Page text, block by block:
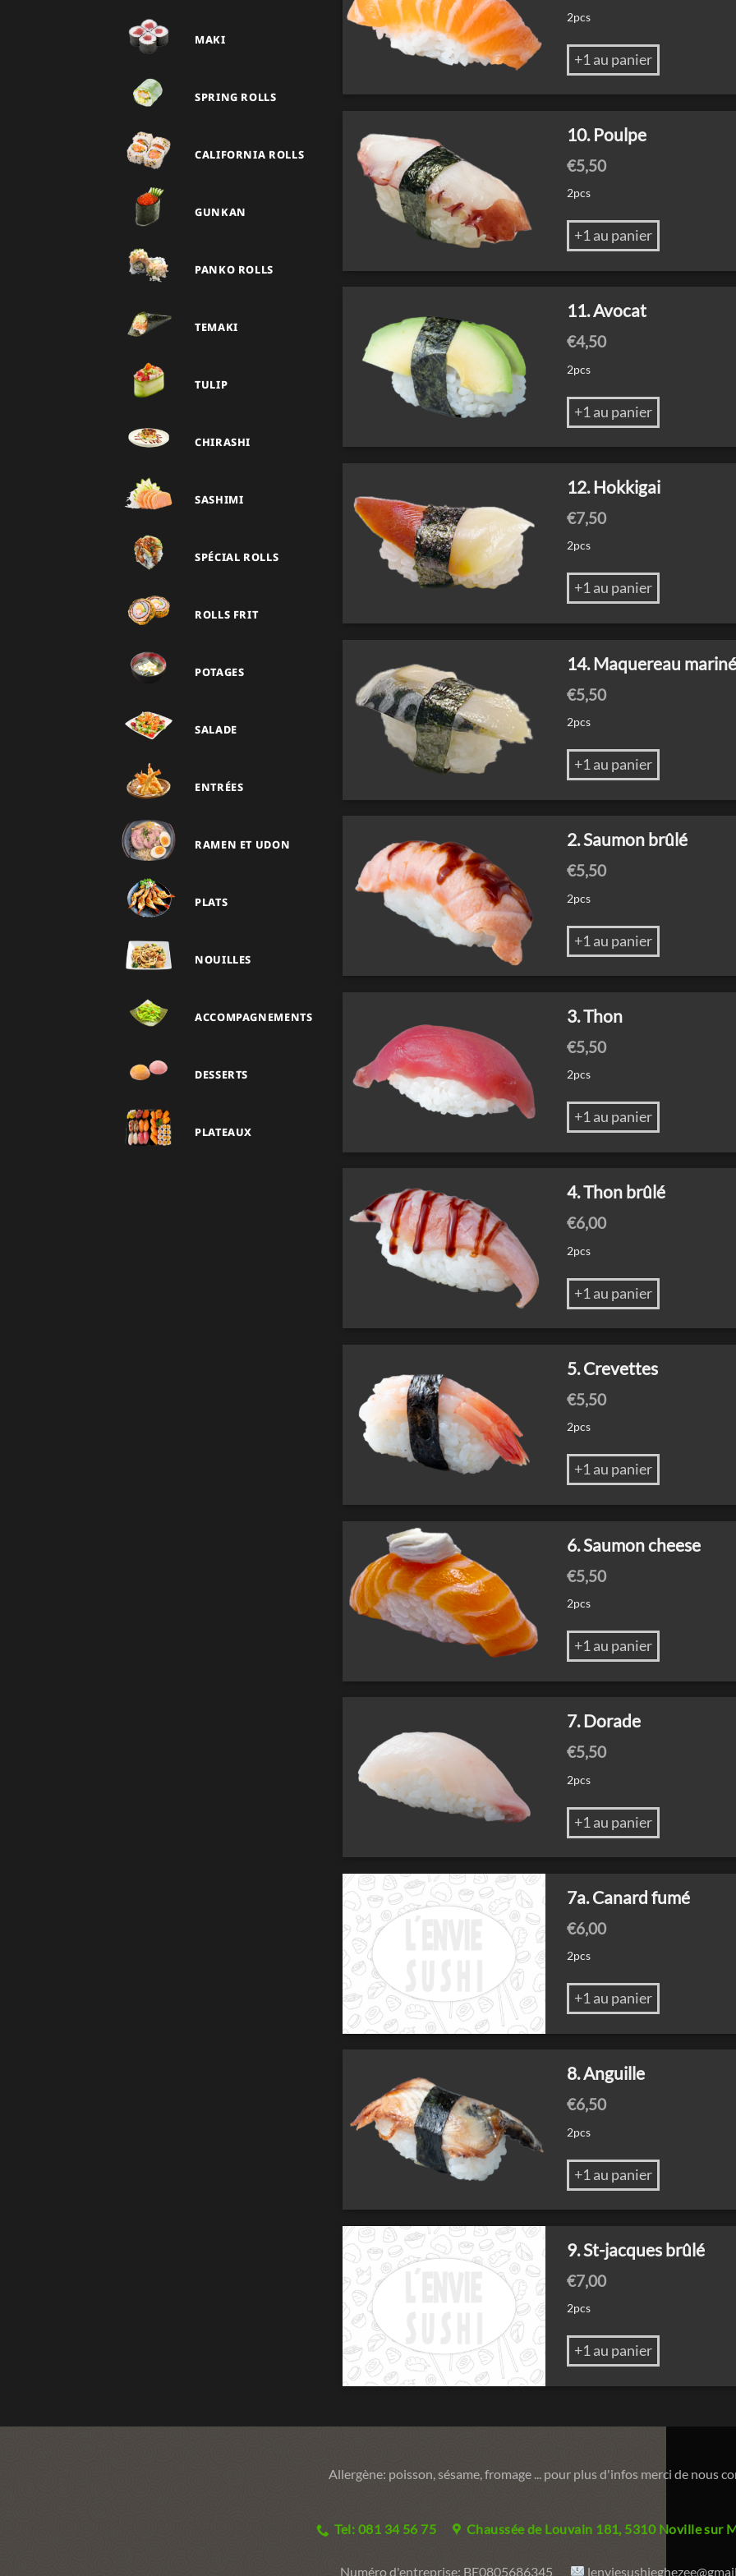
MAKI
SPRING ROLLS
CALIFORNIA ROLLS
GUNKAN
PANKO ROLLS
TEMAKI
TULIP
CHIRASHI
SASHIMI
SPÉCIAL ROLLS
ROLLS FRIT
POTAGES
SALADE
ENTRÉES
RAMEN ET UDON
PLATS
NOUILLES
ACCOMPAGNEMENTS
DESSERTS
PLATEAUX
2pcs
+1 au panier
10. Poulpe
€5,50
2pcs
+1 au panier
11. Avocat
€4,50
2pcs
+1 au panier
12. Hokkigai
€7,50
2pcs
+1 au panier
14. Maquereau
€5,50
2pcs
+1 au panier
2. Saumon brûlé
€5,50
2pcs
+1 au panier
3. Thon
€5,50
2pcs
+1 au panier
4. Thon brûlé
€6,00
2pcs
+1 au panier
5. Crevettes
€5,50
2pcs
+1 au panier
6. Saumon cheese
€5,50
2pcs
+1 au panier
7. Dorade
€5,50
2pcs
+1 au panier
7a. Canard fumé
€6,00
2pcs
+1 au panier
8. Anguille
€6,50
2pcs
+1 au panier
9. St-jacques brûlé
€7,00
2pcs
+1 au panier
Allergène: poisson, sésame, fromage ... pour plus d'infos merci de nous
Tel: 081 34 56 75 Chaussée de Louvain 181, 5310 Noville sur
Numéro d'entreprise: BE0805686345